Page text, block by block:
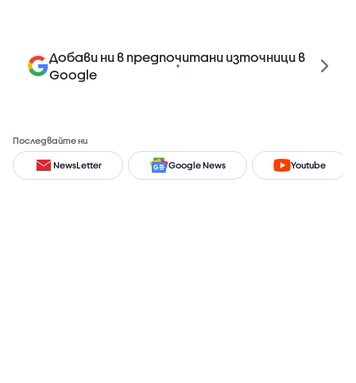
Добави ни в предпочитани източници в
Google
Последвайте ни
NewsLetter Google News Youtube